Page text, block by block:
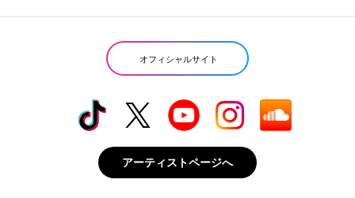
オフィシャルサイト
アーティストページへ